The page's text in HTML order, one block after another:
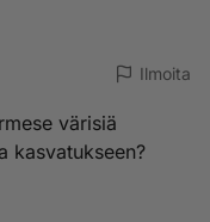
Ilmoita
värisiä
kasvatukseen?